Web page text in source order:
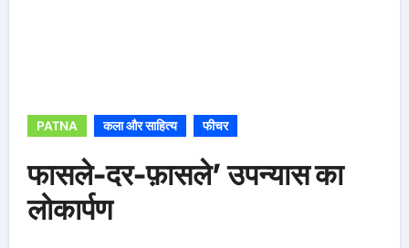
PATNA कला और साहित्य फीचर
फासले-दर-फ़ासले’ उपन्यास का
लोकार्पण